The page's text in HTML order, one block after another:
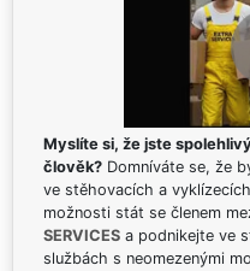
Myslíte si, že jste
člověk? Domníváte se, že
ve stěhovacích a
možnosti stát se členem
SERVICES a podnikejte ve
službách s neomezenými